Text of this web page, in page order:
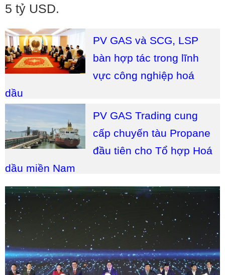
5 tỷ USD.
PV GAS và SCG, LSP
bàn hợp tác trong lĩnh
vực công nghiệp hoá
dầu
PV GAS Trading cung
cấp chuyến tàu Propane
đầu tiên cho Tổ hợp Hoá
dầu miền Nam